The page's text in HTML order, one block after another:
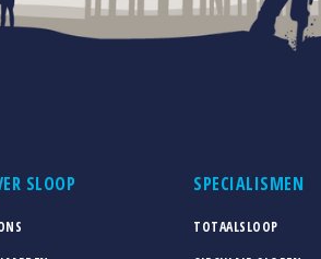
SLOOP SPECIALISMEN
TOTAALSLOOP